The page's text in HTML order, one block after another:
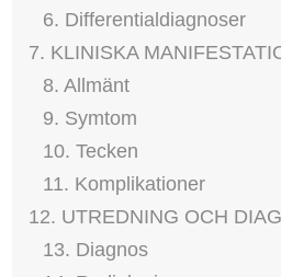
6. Differentialdiagnoser
7. KLINISKA
8. Allmänt
9. Symtom
10. Tecken
11. Komplikationer
12. UTREDNING OCH
13. Diagnos